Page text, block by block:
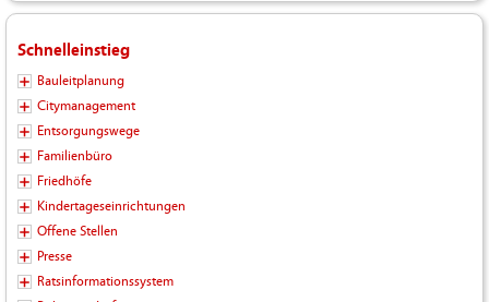
Schnelleinstieg
Bauleitplanung
Citymanagement
Entsorgungswege
Familienbüro
Friedhöfe
Kindertageseinrichtungen
Offene Stellen
Presse
Ratsinformationssystem